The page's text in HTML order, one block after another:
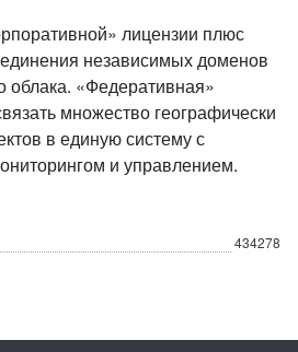
лицензии плюс
независимых доменов
облака. «Федеративная»
множество географически
в единую систему с
и управлением.
434278